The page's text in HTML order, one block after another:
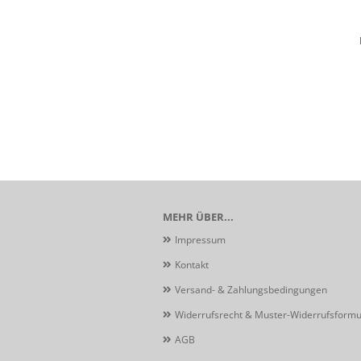
MEHR ÜBER...
Impressum
Kontakt
Versand- & Zahlungsbedingungen
Widerrufsrecht & Muster-
AGB